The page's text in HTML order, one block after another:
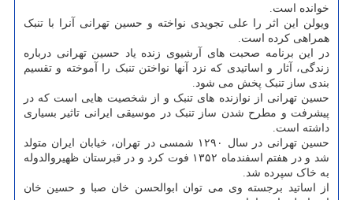
خوانده است.
ویولن این اثر را علی تجویدی نواخته و حسین تهرانی آنرا با تنبک
همراهی کرده است.
در این برنامه صحبت های آرشیوی زنده یاد حسین تهرانی درباره
زندگی، آثار و اساتیدی که نزد آنها نواختن تنبک را آموخته و تقسیم
بندی ساز تنبک پخش می شود.
حسین تهرانی از نوازنده های تنبک و از شخصیت هایی است که در
پیشرفت و مطرح شدن ساز تنبک در موسیقی ایرانی تاثیر بسیاری
داشته است.
حسین تهرانی در سال ۱۲۹۰ شمسی در تهران، خیابان ایران متولد
شد و در هفتم اسفندماه ۱۳۵۲ فوت کرد و در قبرستان ظهیروالدوله
به خاک سپرده شد.
از اساتید برجسته وی می توان ابوالحسن خان صبا و حسین خان